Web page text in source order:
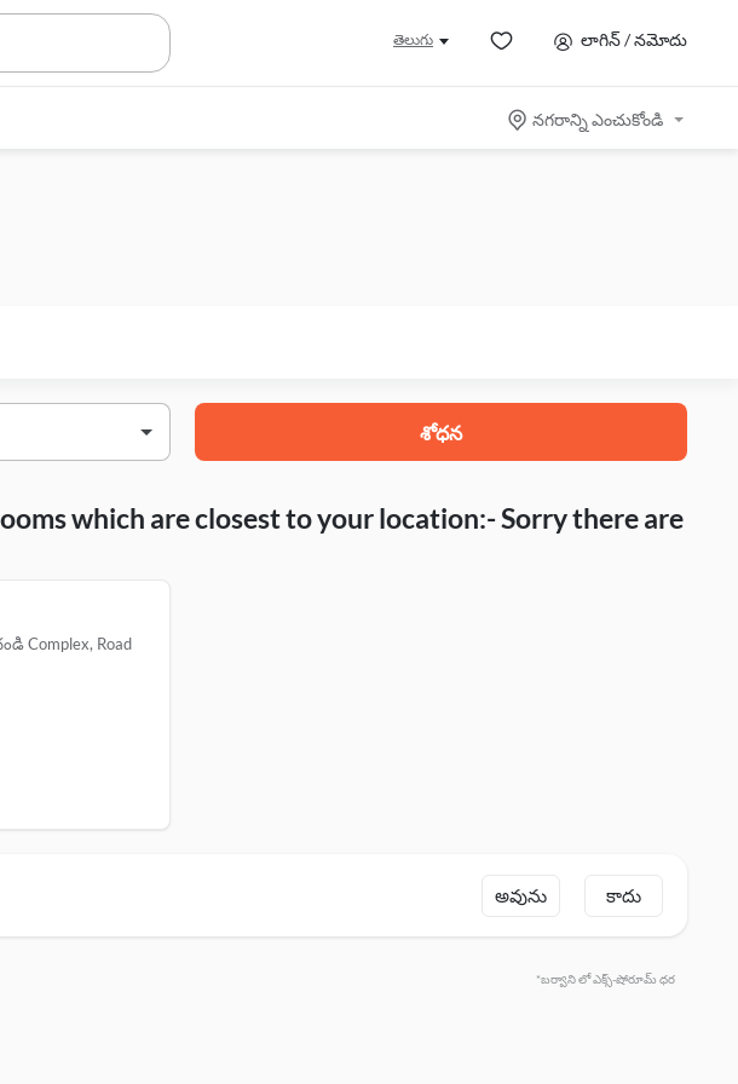
తెలుగు లాగిన్ / నమోదు
నగరాన్ని ఎంచుకోండి
శోధన
which are closest to your location:- Sorry there are
Complex, Road
అవును కాదు
*బర్వాని లో ఎక్స్-షోరూమ్ ధర